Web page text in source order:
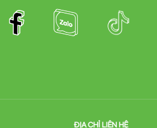
ĐỊA CHỈ LIÊN HỆ